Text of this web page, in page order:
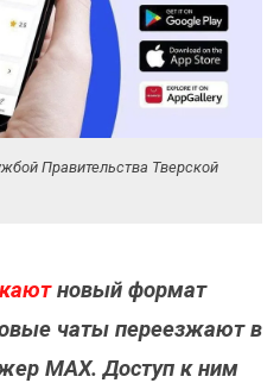
Правительства Тверской
новый формат
чаты переезжают в
MAX. Доступ к ним